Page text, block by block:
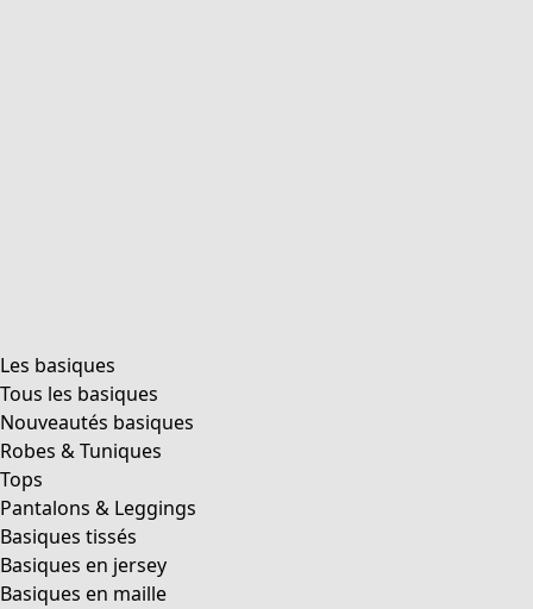
Les basiques
Tous les basiques
Nouveautés basiques
Robes & Tuniques
Tops
Pantalons & Leggings
Basiques tissés
Basiques en jersey
Basiques en maille